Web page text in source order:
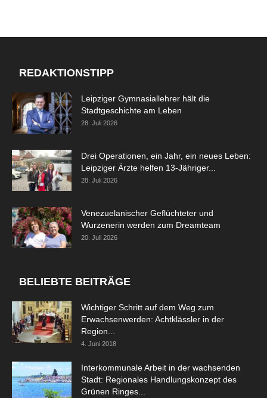
REDAKTIONSTIPP
Leipziger Gymnasiallehrer hält die
Stadtgeschichte am Leben
28. Juli 2026
Drei Operationen, ein Jahr, ein neues Leben:
Leipziger Ärzte helfen 13-Jähriger...
28. Juli 2026
Venezuelanischer Geflüchteter und
Wurzenerin werden zum Dreamteam
20. Juli 2026
BELIEBTE BEITRÄGE
Wichtiger Schritt auf dem Weg zum
Erwachsenwerden: Achtklässler in der
Region...
4. Juni 2018
Interkommunale Arbeit in der wachsenden
Stadt: Regionales Handlungskonzept des
Grünen Ringes...